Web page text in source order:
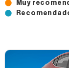
Muy